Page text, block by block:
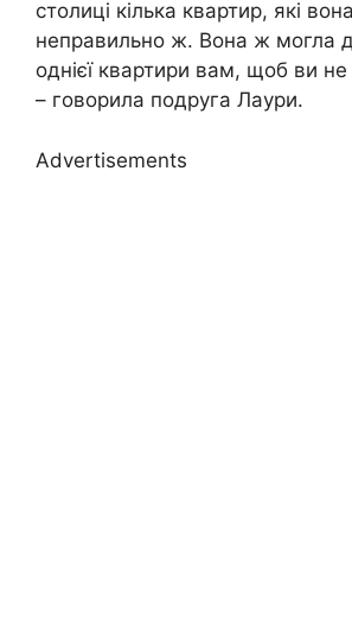
столиці кілька квартир, які
неправильно ж. Вона ж могла
однієї квартири вам, щоб ви не
– говорила подруга Лаури.
Advertisements